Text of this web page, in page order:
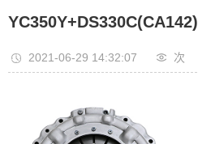
YC350Y+DS330C(CA142)
2021-06-29 14:32:07 次